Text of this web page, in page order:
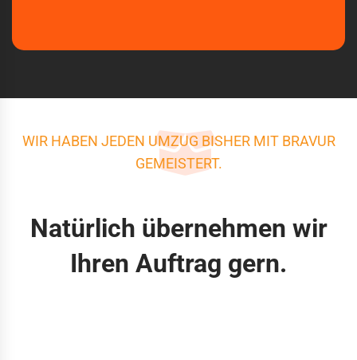
WIR HABEN JEDEN UMZUG BISHER MIT BRAVUR
GEMEISTERT.
Natürlich übernehmen wir
Ihren Auftrag gern.